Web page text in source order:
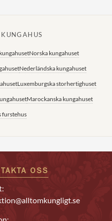
Norska kungahuset
Nederländska kungahuset
Luxemburgska storhertighuset
Marockanska kungahuset
furstehus
OSS